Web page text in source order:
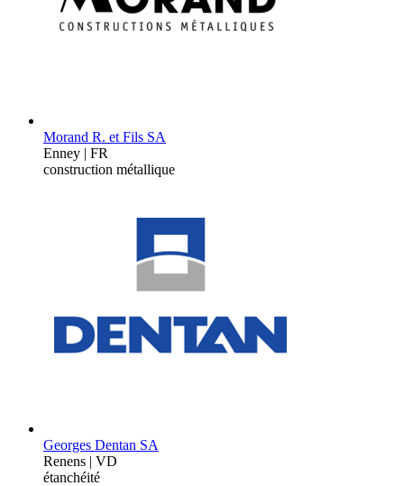
Morand R. et Fils SA
Enney | FR
construction métallique
Georges Dentan SA
Renens | VD
étanchéité